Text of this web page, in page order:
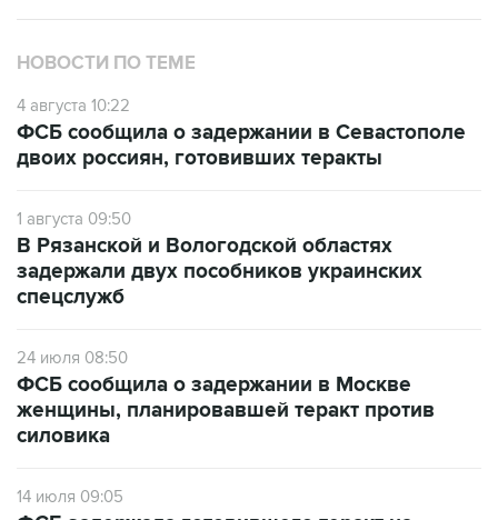
НОВОСТИ ПО ТЕМЕ
4 августа 10:22
ФСБ сообщила о задержании в Севастополе
двоих россиян, готовивших теракты
1 августа 09:50
В Рязанской и Вологодской областях
задержали двух пособников украинских
спецслужб
24 июля 08:50
ФСБ сообщила о задержании в Москве
женщины, планировавшей теракт против
силовика
14 июля 09:05